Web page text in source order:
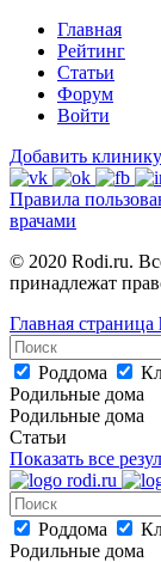
Главная
Рейтинг
Статьи
Форум
Войти
Добавить клинику
Правила
врачами
© 2020 Rodi.ru.
принадлежат
Главная страница
Роддома
Родильные дома
Родильные дома
Статьи
Показать все
Роддома
Родильные дома